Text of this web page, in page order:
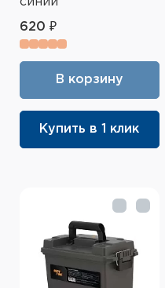
620 ₽
В корзину
Купить в 1 клик